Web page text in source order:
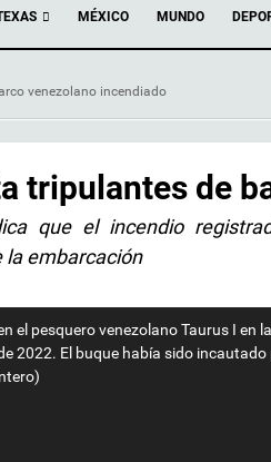
MÉXICO MUNDO
venezolano incendiado
tripulantes de
que el incendio
la embarcación
el pesquero venezolano Taurus I
2022. El buque había sido